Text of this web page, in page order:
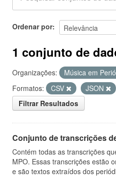
Sobre
Ordenar por
1 conjunto de
Organizações:
Música em
Formatos:
CSV JSON
Filtrar Resultados
Conjunto de transcrições
Contém todas as transcrições
MPO. Essas transcrições estão
e são textos extraídos dos